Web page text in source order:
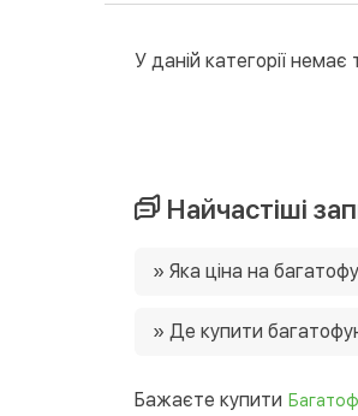
У даній категорії немає
Найчастіші
» Яка ціна на
є можливість
» Де купити
будь-який регіон
Бажаєте купити